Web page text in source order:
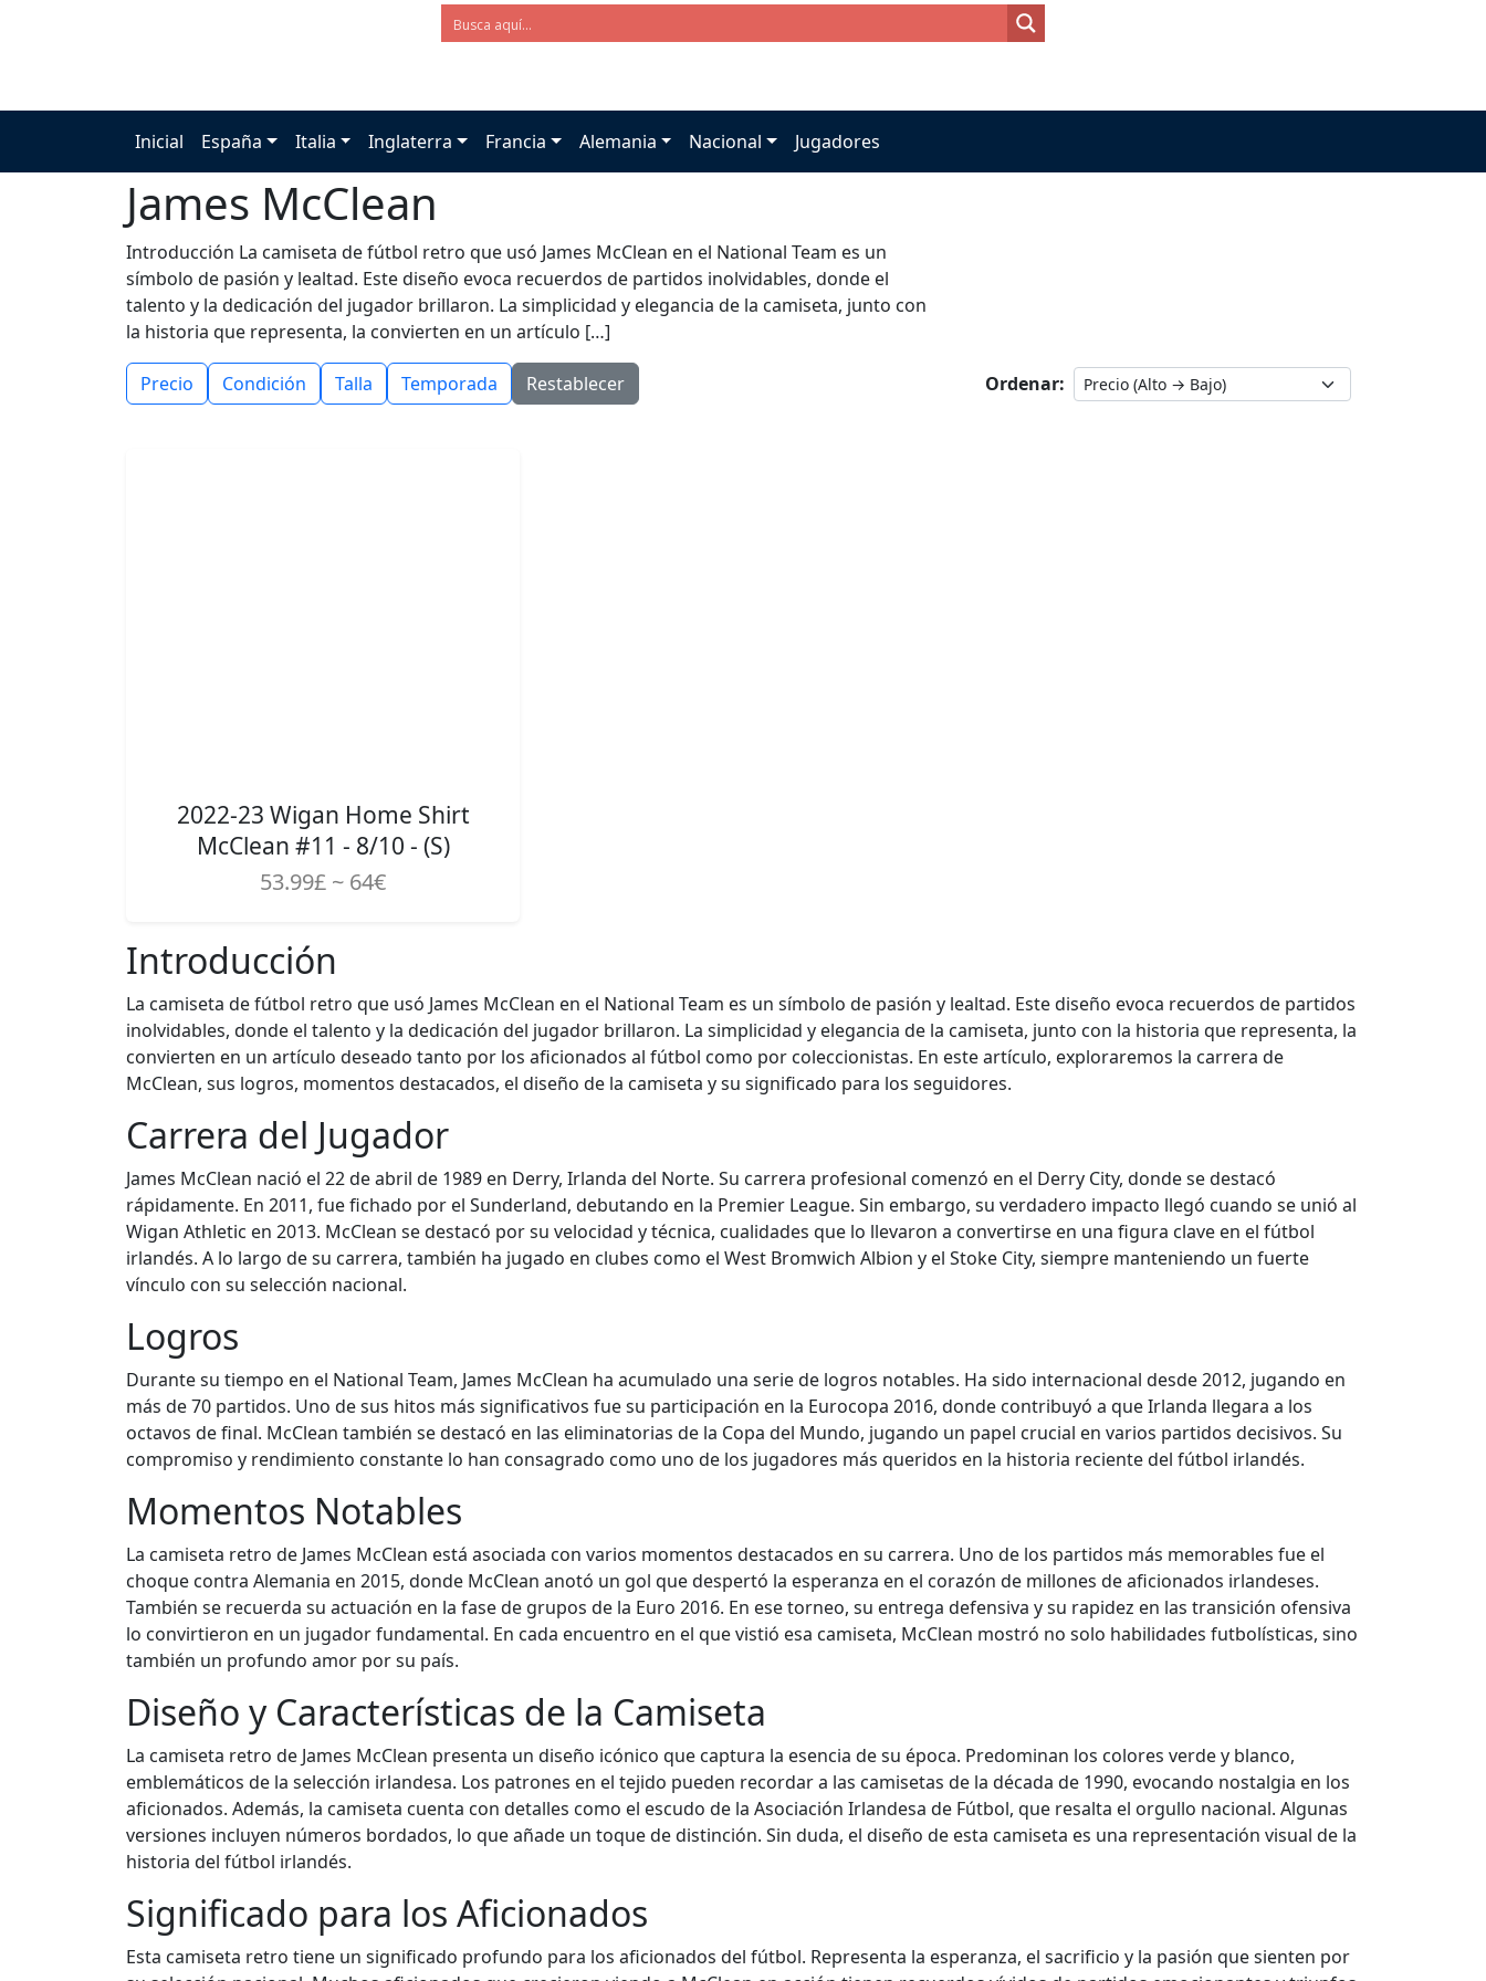
Inicial España Italia Inglaterra Francia Alemania Nacional Jugadores
James McClean
Introducción La camiseta de fútbol retro que usó James McClean en el National Team es un
símbolo de pasión y lealtad. Este diseño evoca recuerdos de partidos inolvidables, donde el
talento y la dedicación del jugador brillaron. La simplicidad y elegancia de la camiseta, junto con
la historia que representa, la convierten en un artículo […]
Precio Condición Talla Temporada Restablecer Ordenar:
2022-23 Wigan Home Shirt
McClean #11 - 8/10 - (S)
53.99£ ~ 64€
Introducción
La camiseta de fútbol retro que usó James McClean en el National Team es un símbolo de pasión y lealtad. Este diseño evoca recuerdos de partidos
inolvidables, donde el talento y la dedicación del jugador brillaron. La simplicidad y elegancia de la camiseta, junto con la historia que representa, la
convierten en un artículo deseado tanto por los aficionados al fútbol como por coleccionistas. En este artículo, exploraremos la carrera de
McClean, sus logros, momentos destacados, el diseño de la camiseta y su significado para los seguidores.
Carrera del Jugador
James McClean nació el 22 de abril de 1989 en Derry, Irlanda del Norte. Su carrera profesional comenzó en el Derry City, donde se destacó
rápidamente. En 2011, fue fichado por el Sunderland, debutando en la Premier League. Sin embargo, su verdadero impacto llegó cuando se unió al
Wigan Athletic en 2013. McClean se destacó por su velocidad y técnica, cualidades que lo llevaron a convertirse en una figura clave en el fútbol
irlandés. A lo largo de su carrera, también ha jugado en clubes como el West Bromwich Albion y el Stoke City, siempre manteniendo un fuerte
vínculo con su selección nacional.
Logros
Durante su tiempo en el National Team, James McClean ha acumulado una serie de logros notables. Ha sido internacional desde 2012, jugando en
más de 70 partidos. Uno de sus hitos más significativos fue su participación en la Eurocopa 2016, donde contribuyó a que Irlanda llegara a los
octavos de final. McClean también se destacó en las eliminatorias de la Copa del Mundo, jugando un papel crucial en varios partidos decisivos. Su
compromiso y rendimiento constante lo han consagrado como uno de los jugadores más queridos en la historia reciente del fútbol irlandés.
Momentos Notables
La camiseta retro de James McClean está asociada con varios momentos destacados en su carrera. Uno de los partidos más memorables fue el
choque contra Alemania en 2015, donde McClean anotó un gol que despertó la esperanza en el corazón de millones de aficionados irlandeses.
También se recuerda su actuación en la fase de grupos de la Euro 2016. En ese torneo, su entrega defensiva y su rapidez en las transición ofensiva
lo convirtieron en un jugador fundamental. En cada encuentro en el que vistió esa camiseta, McClean mostró no solo habilidades futbolísticas, sino
también un profundo amor por su país.
Diseño y Características de la Camiseta
La camiseta retro de James McClean presenta un diseño icónico que captura la esencia de su época. Predominan los colores verde y blanco,
emblemáticos de la selección irlandesa. Los patrones en el tejido pueden recordar a las camisetas de la década de 1990, evocando nostalgia en los
aficionados. Además, la camiseta cuenta con detalles como el escudo de la Asociación Irlandesa de Fútbol, que resalta el orgullo nacional. Algunas
versiones incluyen números bordados, lo que añade un toque de distinción. Sin duda, el diseño de esta camiseta es una representación visual de la
historia del fútbol irlandés.
Significado para los Aficionados
Esta camiseta retro tiene un significado profundo para los aficionados del fútbol. Representa la esperanza, el sacrificio y la pasión que sienten por